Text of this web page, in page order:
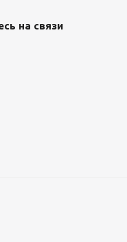
на связи